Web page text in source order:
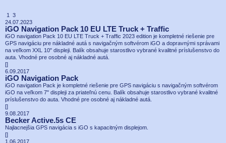
1 3
24.07.2023
iGO Navigation Pack 10 EU LTE Truck + Traffic
iGO navigation Pack 10 EU LTE Truck + Traffic 2023 edition je kompletné riešenie pre
GPS navigáciu pre nákladné autá s navigačným softvérom iGO a dopravnými správami
na veľkom XXL 10" displeji. Balík obsahuje starostlivo vybrané kvalitné príslušenstvo do
auta. Vhodné pre osobné aj nákladné autá.
[]
6.09.2017
iGO Navigation Pack
iGO navigation Pack je kompletné riešenie pre GPS navigáciu s navigačným softvérom
iGO na veľkom 7" displeji za priateľnú cenu. Balík obsahuje starostlivo vybrané kvalitné
príslušenstvo do auta. Vhodné pre osobné aj nákladné autá.
[]
9.08.2017
Becker Active.5s CE
Najlacnejšia GPS navigácia s iGO s kapacitným displejom.
[]
1.06.2017